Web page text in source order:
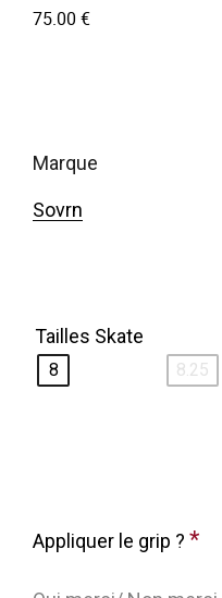
75.00 €
marque
Sovrn
Tailles Skate
8 8.25
Appliquer le grip ? *